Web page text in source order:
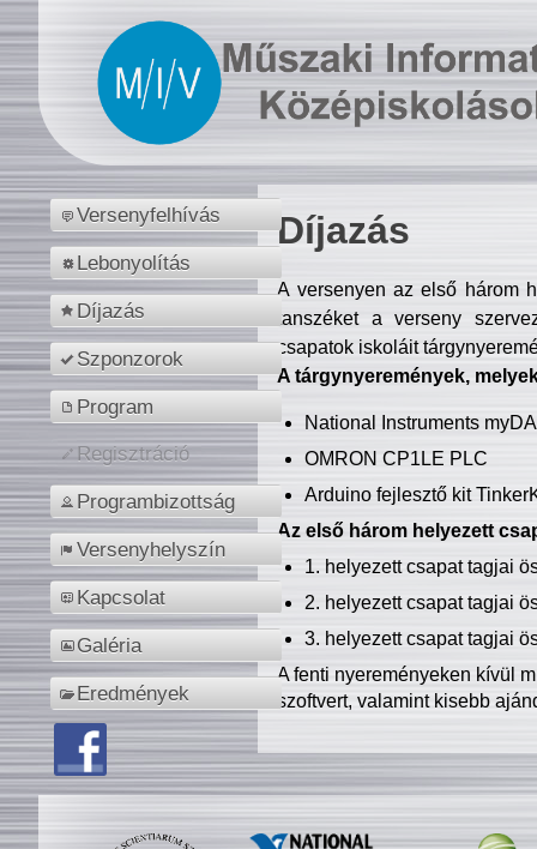
Versenyfelhívás
Lebonyolítás
Díjazás
Szponzorok
Program
Regisztráció
Programbizottság
Versenyhelyszín
Kapcsolat
Galéria
Eredmények
Díjazás
A versenyen az első három
tanszéket a verseny
csapatok iskoláit
A tárgynyeremények,
National Instruments
OMRON CP1LE PLC
Arduino fejlesztő kit
Az első három helyezett
1. helyezett csapat tagjai
2. helyezett csapat tagjai
3. helyezett csapat tagjai
A fenti nyereményeken kívül
szoftvert, valamint kisebb